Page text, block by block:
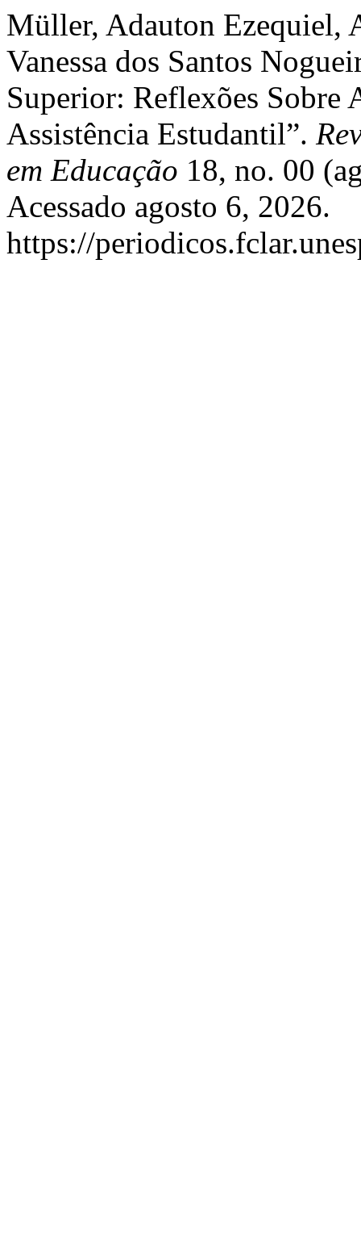
Müller, Adauton Ezequiel,
Vanessa dos Santos
Superior: Reflexões Sobre
Assistência Estudantil”.
em Educação 18, no. 00
Acessado agosto 6, 2026.
https://